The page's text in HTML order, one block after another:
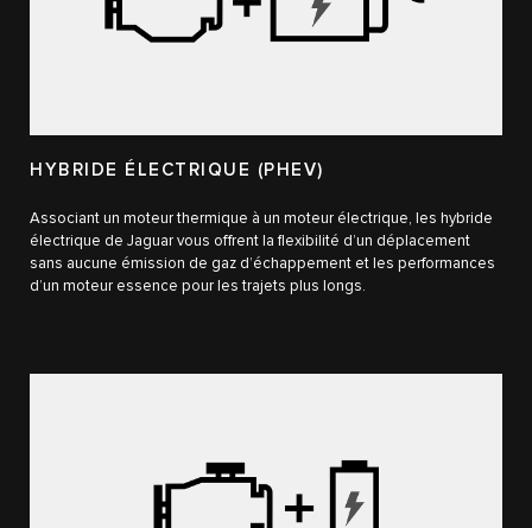
HYBRIDE ÉLECTRIQUE (PHEV)
Associant un moteur thermique à un moteur électrique, les hybride
électrique de Jaguar vous offrent la flexibilité d’un déplacement
sans aucune émission de gaz d’échappement et les performances
d’un moteur essence pour les trajets plus longs.